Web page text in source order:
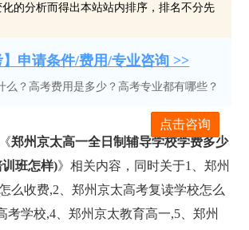
的分析而得出本站站内排序，排名不分先
】申请条件/费用/专业咨询 >>
么？高考费用是多少？高考专业都有哪些？
点击咨询
郑州京太高一全日制辅导学校学费多少
班怎样)》相关内容，同时关于1、郑州
么收费,2、郑州京太高考复读学校怎么
考学校,4、郑州京太教育高一,5、郑州